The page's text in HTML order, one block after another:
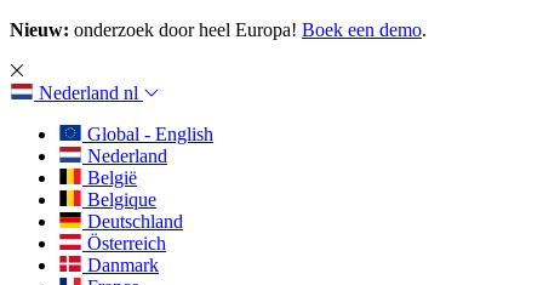
Nieuw: onderzoek door heel Europa! Boek een demo.
Nederland nl
Global - English
Nederland
België
Belgique
Deutschland
Österreich
Danmark